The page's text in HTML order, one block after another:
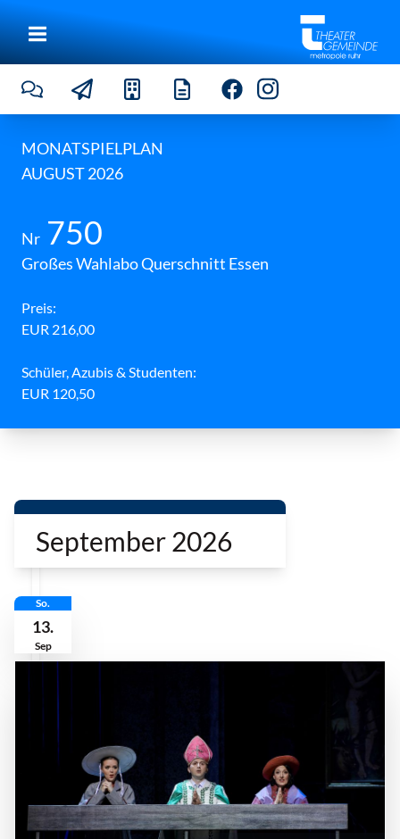
MONATSPIELPLAN
AUGUST 2026
Nr 750
Großes Wahlabo Querschnitt Essen
Preis:
EUR 216,00
Schüler, Azubis & Studenten:
EUR 120,50
d
September 2026
So.
13.
Sep